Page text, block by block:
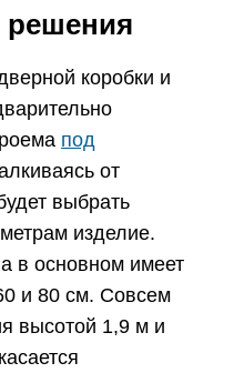
решения
коробки и
под
от
выбрать
изделие.
в основном имеет
и 80 см. Совсем
высотой 1,9 м и